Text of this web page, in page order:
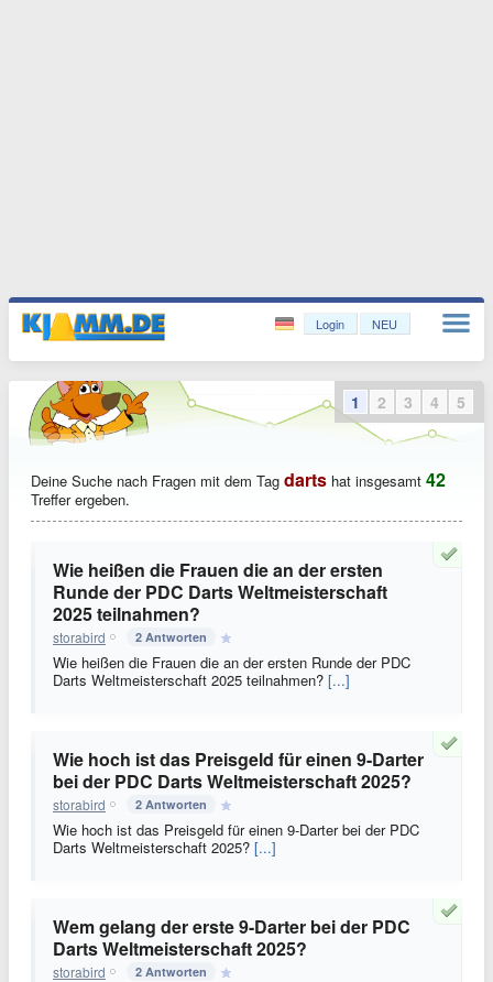
Login NEU
Deine Suche nach Fragen mit dem Tag darts hat insgesamt 42
Treffer ergeben.
Wie heißen die Frauen die an der ersten
Runde der PDC Darts Weltmeisterschaft
2025 teilnahmen?
storabird 2 Antworten
Wie heißen die Frauen die an der ersten Runde der PDC
Darts Weltmeisterschaft 2025 teilnahmen? [...]
Wie hoch ist das Preisgeld für einen 9-Darter
bei der PDC Darts Weltmeisterschaft 2025?
storabird 2 Antworten
Wie hoch ist das Preisgeld für einen 9-Darter bei der PDC
Darts Weltmeisterschaft 2025? [...]
Wem gelang der erste 9-Darter bei der PDC
Darts Weltmeisterschaft 2025?
storabird 2 Antworten
1 2 3 4 5